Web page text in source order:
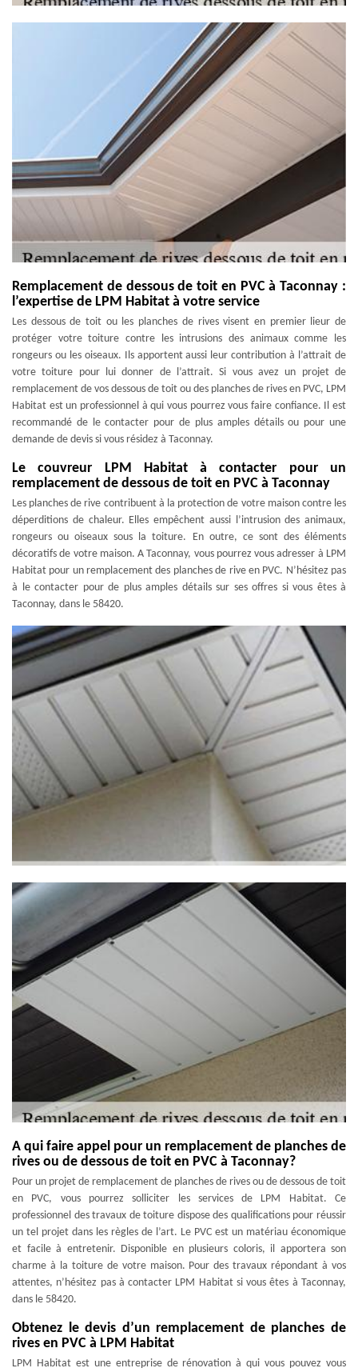
Remplacement de dessous de toit en PVC à Taconnay :
l’expertise de LPM Habitat à votre service
Les dessous de toit ou les planches de rives visent en premier lieur de
protéger votre toiture contre les intrusions des animaux comme les
rongeurs ou les oiseaux. Ils apportent aussi leur contribution à l’attrait de
votre toiture pour lui donner de l’attrait. Si vous avez un projet de
remplacement de vos dessous de toit ou des planches de rives en PVC, LPM
Habitat est un professionnel à qui vous pourrez vous faire confiance. Il est
recommandé de le contacter pour de plus amples détails ou pour une
demande de devis si vous résidez à Taconnay.
Le couvreur LPM Habitat à contacter pour un
remplacement de dessous de toit en PVC à Taconnay
Les planches de rive contribuent à la protection de votre maison contre les
déperditions de chaleur. Elles empêchent aussi l’intrusion des animaux,
rongeurs ou oiseaux sous la toiture. En outre, ce sont des éléments
décoratifs de votre maison. A Taconnay, vous pourrez vous adresser à LPM
Habitat pour un remplacement des planches de rive en PVC. N’hésitez pas
à le contacter pour de plus amples détails sur ses offres si vous êtes à
Taconnay, dans le 58420.
A qui faire appel pour un remplacement de planches de
rives ou de dessous de toit en PVC à Taconnay?
Pour un projet de remplacement de planches de rives ou de dessous de toit
en PVC, vous pourrez solliciter les services de LPM Habitat. Ce
professionnel des travaux de toiture dispose des qualifications pour réussir
un tel projet dans les règles de l’art. Le PVC est un matériau économique
et facile à entretenir. Disponible en plusieurs coloris, il apportera son
charme à la toiture de votre maison. Pour des travaux répondant à vos
attentes, n’hésitez pas à contacter LPM Habitat si vous êtes à Taconnay,
dans le 58420.
Obtenez le devis d’un remplacement de planches de
rives en PVC à LPM Habitat
LPM Habitat est une entreprise de rénovation à qui vous pouvez vous